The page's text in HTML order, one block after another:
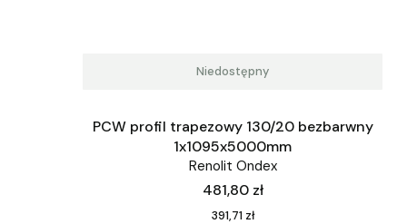
Niedostępny
PCW profil trapezowy 130/20 bezbarwny
1x1095x5000mm
Renolit Ondex
Cena
481,80 zł
Cena
391,71 zł